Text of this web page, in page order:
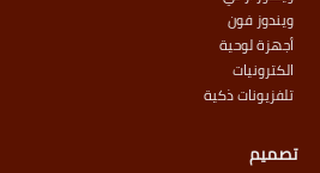
ويندوز فون
أجهزة لوحية
الكترونيات
تلفزيونات ذكية
تصميم